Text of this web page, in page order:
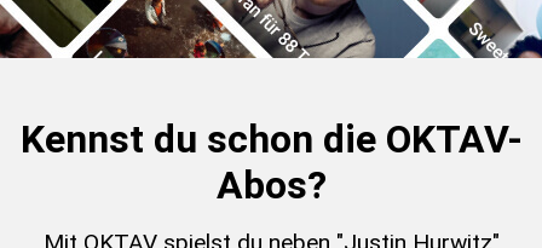
Kennst du schon die OKTAV-
Abos?